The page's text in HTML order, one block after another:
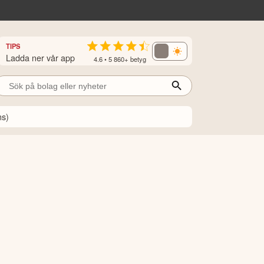
TIPS
Ladda ner vår app 4.6 • 5 860+ betyg